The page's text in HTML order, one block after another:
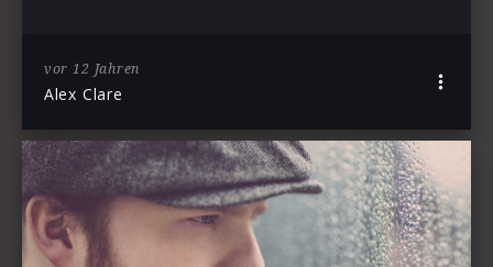
vor 12 Jahren
Alex Clare